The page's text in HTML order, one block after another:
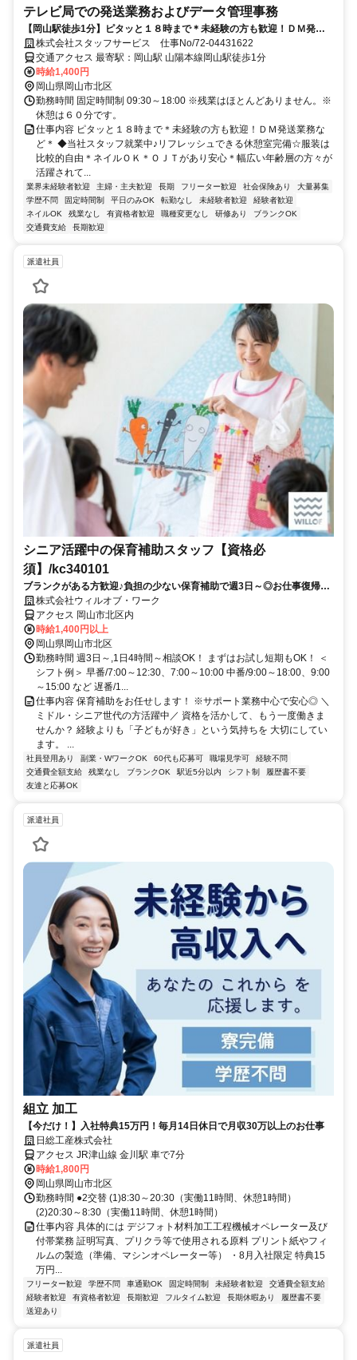
テレビ局での発送業務およびデータ管理事務
【岡山駅徒歩1分】ピタッと１８時まで＊未経験の方も歓迎！ＤＭ発送
業務など＊
株式会社スタッフサービス 仕事No/72-04431622
交通アクセス 最寄駅：岡山駅 山陽本線岡山駅徒歩1分
時給1,400円
岡山県岡山市北区
勤務時間 固定時間制 09:30～18:00 ※残業はほとんどありません。※
休憩は６０分です。
仕事内容 ピタッと１８時まで＊未経験の方も歓迎！ＤＭ発送業務な
ど＊ ◆当社スタッフ就業中♪リフレッシュできる休憩室完備☆服装は
比較的自由＊ネイルＯＫ＊ＯＪＴがあり安心＊幅広い年齢層の方々が
活躍されて...
業界未経験者歓迎 主婦・主夫歓迎 長期 フリーター歓迎 社会保険あり
大量募集
学歴不問
固定時間制 平日のみOK 転勤なし 未経験者歓迎
経験者歓迎
ネイルOK
残業なし 有資格者歓迎 職種変更なし 研修あり
ブランクOK
交通費支給
長期歓迎
派遣社員
シニア活躍中の保育補助スタッフ【資格必
須】/kc340101
ブランクがある方歓迎♪負担の少ない保育補助で週3日～◎お仕事復帰し
ませんか？書き物・ピアノ・保護者対応もありません！
株式会社ウィルオブ・ワーク
アクセス 岡山市北区内
時給1,400円以上
岡山県岡山市北区
勤務時間 週3日～,1日4時間～相談OK！ まずはお試し短期もOK！ ＜
シフト例＞ 早番/7:00～12:30、7:00～10:00 中番/9:00～18:00、9:00
～15:00 など 遅番/1...
仕事内容 保育補助をお任せします！ ※サポート業務中心で安心◎ ＼
ミドル・シニア世代の方活躍中／ 資格を活かして、もう一度働きま
せんか？ 経験よりも「子どもが好き」という気持ちを 大切にしてい
ます。 ...
社員登用あり 副業・WワークOK 60代も応募可 職場見学可
経験不問
交通費全額支給
残業なし ブランクOK 駅近5分以内 シフト制
履歴書不要
友達と応募OK
派遣社員
組立 加工
【今だけ！】入社特典15万円！毎月14日休日で月収30万以上のお仕事
日総工産株式会社
アクセス JR津山線 金川駅 車で7分
時給1,800円
岡山県岡山市北区
勤務時間 ●2交替 (1)8:30～20:30（実働11時間、休憩1時間）
(2)20:30～8:30（実働11時間、休憩1時間）
仕事内容 具体的には デジフォト材料加工工程機械オペレーター及び
付帯業務 証明写真、プリクラ等で使用される原料 プリント紙やフィ
ルムの製造（準備、マシンオペレーター等） ・8月入社限定 特典15
万円...
フリーター歓迎 学歴不問 車通勤OK 固定時間制 未経験者歓迎
交通費全額支給
経験者歓迎
有資格者歓迎 長期歓迎 フルタイム歓迎 長期休暇あり
履歴書不要
送迎あり
派遣社員